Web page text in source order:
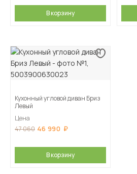
В корзину
Кухонный угловой диван Бриз
Левый
Цена
47 060 46 990
В корзину